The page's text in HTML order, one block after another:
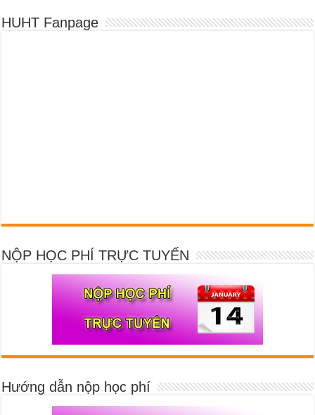
HUHT Fanpage
NỘP HỌC PHÍ TRỰC TUYẾN
Hướng dẫn nộp học phí